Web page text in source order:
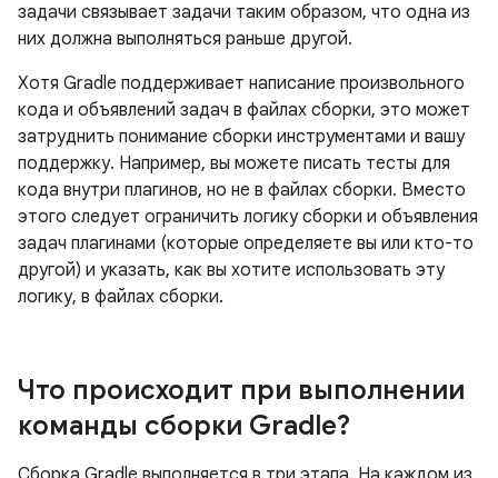
задачи связывает задачи таким образом, что одна из
них должна выполняться раньше другой.
Хотя Gradle поддерживает написание произвольного
кода и объявлений задач в файлах сборки, это может
затруднить понимание сборки инструментами и вашу
поддержку. Например, вы можете писать тесты для
кода внутри плагинов, но не в файлах сборки. Вместо
этого следует ограничить логику сборки и объявления
задач плагинами (которые определяете вы или кто-то
другой) и указать, как вы хотите использовать эту
логику, в файлах сборки.
Что происходит при выполнении
команды сборки Gradle?